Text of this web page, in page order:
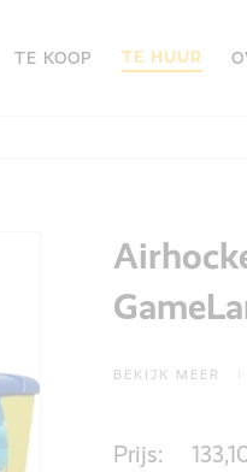
TE KOOP TE HUUR
BEKIJK MEER
Prijs: